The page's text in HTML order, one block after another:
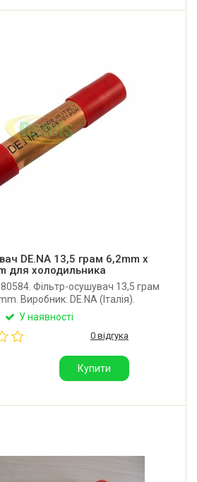
DE.NA 13,5 грам 6,2mm x
для холодильника
Фільтр-осушувач 13,5 грам
Виробник: DE.NA (Італія).
У наявності
0 відгука
Купити